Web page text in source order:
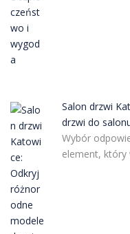
Salon drzwi
drzwi do
Wybór
element, który